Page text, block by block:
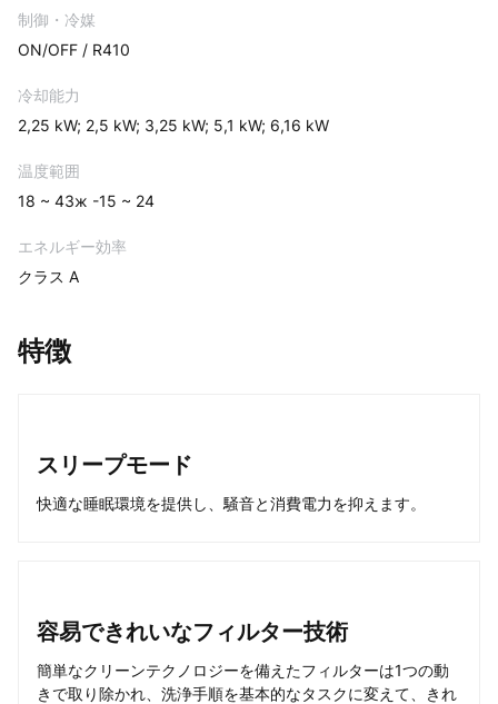
制御・冷媒
ON/OFF / R410
冷却能力
2,25 kW; 2,5 kW; 3,25 kW; 5,1 kW; 6,16 kW
温度範囲
18 ~ 43ж -15 ~ 24
エネルギー効率
クラス A
特徴
スリープモード
快適な睡眠環境を提供し、騒音と消費電力を抑えます。
容易できれいなフィルター技術
簡単なクリーンテクノロジーを備えたフィルターは1つの動
きで取り除かれ、洗浄手順を基本的なタスクに変えて、きれ